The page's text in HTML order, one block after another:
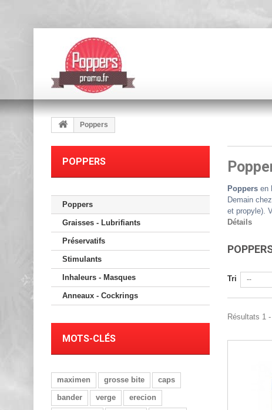
Poppers
POPPERS
Poppers
Graisses - Lubrifiants
Préservatifs
Stimulants
Inhaleurs - Masques
Anneaux - Cockrings
MOTS-CLÉS
maximen grosse bite
caps
bander
verge
erecion
Poppers en
Demain
et propyle).
Détails
Tri --
Résultats 1